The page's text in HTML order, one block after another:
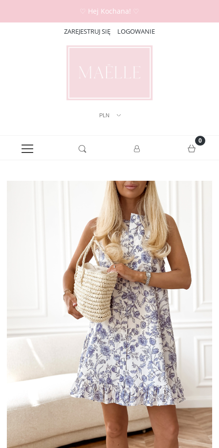
♡ Hej Kochana! ♡
ZAREJESTRUJ SIĘ LOGOWANIE